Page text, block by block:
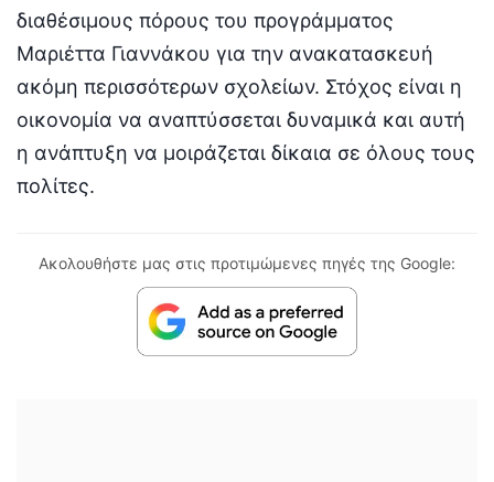
διαθέσιμους πόρους του προγράμματος
Μαριέττα Γιαννάκου για την ανακατασκευή
ακόμη περισσότερων σχολείων. Στόχος είναι η
οικονομία να αναπτύσσεται δυναμικά και αυτή
η ανάπτυξη να μοιράζεται δίκαια σε όλους τους
πολίτες.
Ακολουθήστε μας στις προτιμώμενες πηγές της Google: